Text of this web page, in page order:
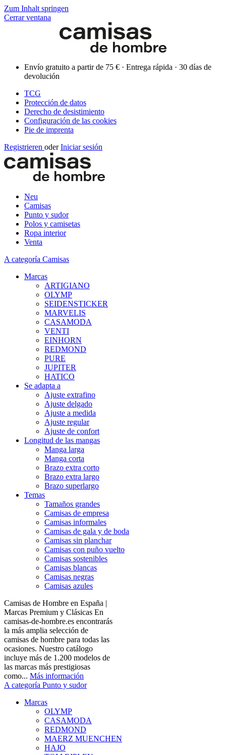
Zum Inhalt springen
Cerrar ventana
Envío gratuito a partir de 75 € · Entrega rápida · 30 días de
devolución
TCG
Protección de datos
Derecho de desistimiento
Configuración de las cookies
Pie de imprenta
Registrieren oder Iniciar sesión
Neu
Camisas
Punto y sudor
Polos y camisetas
Ropa interior
Venta
A categoría Camisas
Marcas
ARTIGIANO
OLYMP
SEIDENSTICKER
MARVELIS
CASAMODA
VENTI
EINHORN
REDMOND
PURE
JUPITER
HATICO
Se adapta a
Ajuste extrafino
Ajuste delgado
Ajuste a medida
Ajuste regular
Ajuste de confort
Longitud de las mangas
Manga larga
Manga corta
Brazo extra corto
Brazo extra largo
Brazo superlargo
Temas
Tamaños grandes
Camisas de empresa
Camisas informales
Camisas de gala y de boda
Camisas sin planchar
Camisas con puño vuelto
Camisas sostenibles
Camisas blancas
Camisas negras
Camisas azules
Camisas de Hombre en España |
Marcas Premium y Clásicas En
camisas-de-hombre.es encontrarás
la más amplia selección de
camisas de hombre para todas las
ocasiones. Nuestro catálogo
incluye más de 1.200 modelos de
las marcas más prestigiosas
como... Más información
A categoría Punto y sudor
Marcas
OLYMP
CASAMODA
REDMOND
MAERZ MUENCHEN
HAJO